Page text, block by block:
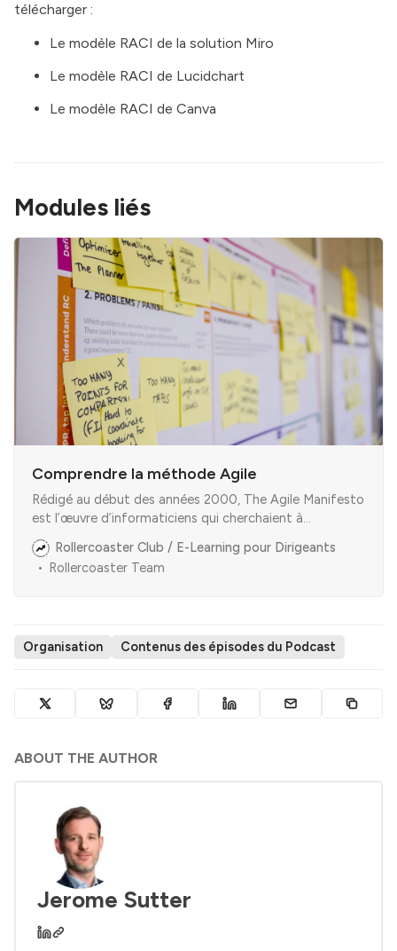
télécharger :
Le modèle RACI de la solution Miro
Le modèle RACI de Lucidchart
Le modèle RACI de Canva
Modules liés
Comprendre la méthode Agile
Rédigé au début des années 2000, The Agile Manifesto
est l’œuvre d’informaticiens qui cherchaient à
révolutionner les processus de développement des
logiciels. Réunis dans la station de ski de Snowbird dans
l’Utah, ils ont défini les valeurs d’une nouvelle forme
Rollercoaster Club / E-Learning pour Dirigeants
Rollercoaster Team
Organisation Contenus des épisodes du Podcast
ABOUT THE AUTHOR
Jerome Sutter